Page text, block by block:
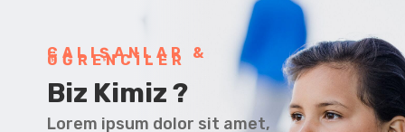
ÇALIŞANLAR &
ÖĞRENCİLER
Biz Kimiz ?
Lorem ipsum dolor sit amet,